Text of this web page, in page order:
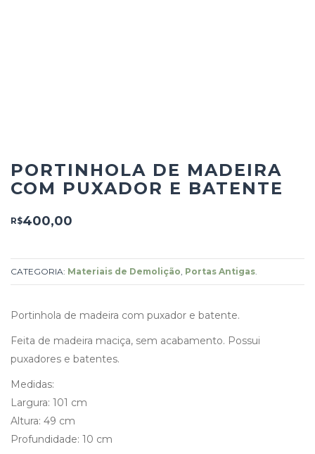
PORTINHOLA DE MADEIRA
COM PUXADOR E BATENTE
R$400,00
CATEGORIA: Materiais de Demolição Portas Antigas
Portinhola de madeira com puxador e batente.
Feita de madeira maciça, sem acabamento. Possui
puxadores e batentes.
Medidas:
Largura: 101 cm
Altura: 49 cm
Profundidade: 10 cm